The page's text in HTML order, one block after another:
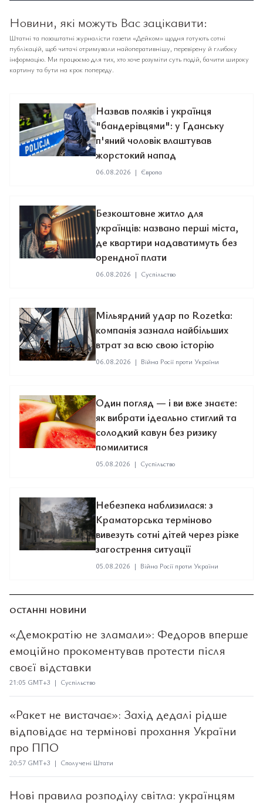
Новини, які можуть Вас зацікавити:
Штатні та позаштатні журналісти газети «Дейком» щодня готують сотні
публікацій, щоб читачі отримували найоперативнішу, перевірену й глибоку
інформацію. Ми працюємо для тих, хто хоче розуміти суть подій, бачити широку
картину та бути на крок попереду.
Назвав поляків і українця
"бандерівцями": у Гданську
п'яний чоловік влаштував
жорстокий напад
06.08.2026 | Європа
Безкоштовне житло для
українців: названо перші міста,
де квартири надаватимуть без
орендної плати
06.08.2026 | Суспільство
Мільярдний удар по Rozetka:
компанія зазнала найбільших
втрат за всю свою історію
06.08.2026 | Війна Росії проти України
Один погляд — і ви вже знаєте:
як вибрати ідеально стиглий та
солодкий кавун без ризику
помилитися
05.08.2026 | Суспільство
Небезпека наблизилася: з
Краматорська терміново
вивезуть сотні дітей через різке
загострення ситуації
05.08.2026 | Війна Росії проти України
ОСТАННІ НОВИНИ
«Демократію не зламали»: Федоров вперше
емоційно прокоментував протести після
своєї відставки
21:05 GMT+3 | Суспільство
«Ракет не вистачає»: Захід дедалі рідше
відповідає на термінові прохання України
про ППО
20:57 GMT+3 | Сполучені Штати
Нові правила розподілу світла: українцям